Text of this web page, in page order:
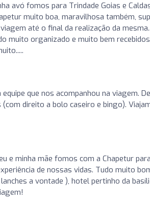
avó fomos para Trindade Goias e
muito boa, maravilhosa também,
até o final da realização da
muito organizado e muito bem
que nos acompanhou na viagem.
direito a bolo caseiro e bingo).
e minha mãe fomos com a Chapetur
de nossas vidas. Tudo muito
a vontade ), hotel pertinho da